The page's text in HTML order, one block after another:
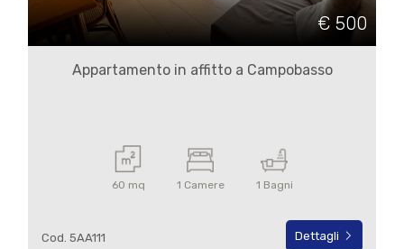
€ 500
Appartamento in affitto a Campobasso
60 mq 1 Camere 1 Bagni
Cod. 5AA111 Dettagli
Locali
minimi